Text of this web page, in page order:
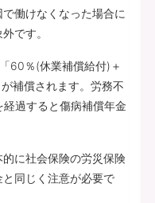
働けなくなった場合に
です。
60％(休業補償給付)＋
補償されます。労務不
過すると傷病補償年金
に社会保険の労災保険
同じく注意が必要で